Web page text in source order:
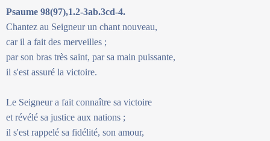
Psaume 98(97),1.2-3ab.3cd-4.
Chantez au Seigneur un chant nouveau,
car il a fait des merveilles ;
par son bras très saint, par sa main puissante,
il s'est assuré la victoire.
Le Seigneur a fait connaître sa victoire
et révélé sa justice aux nations ;
il s'est rappelé sa fidélité, son amour,